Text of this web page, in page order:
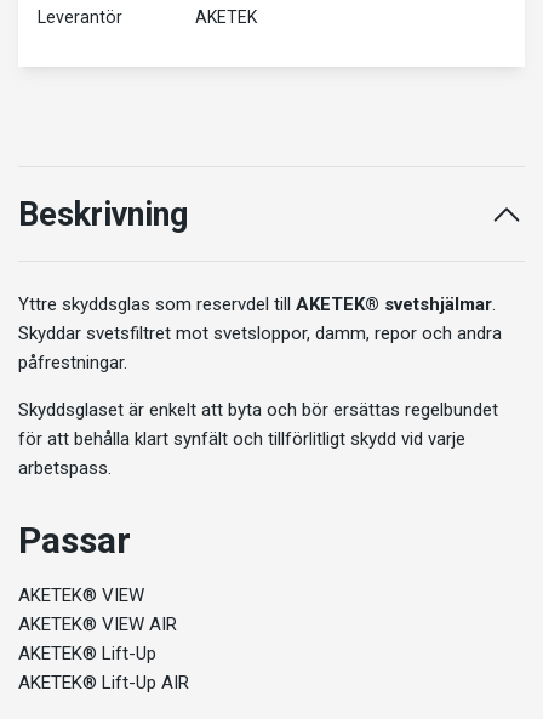
Leverantör AKETEK
Beskrivning
Yttre skyddsglas som reservdel till AKETEK® svetshjälmar.
Skyddar svetsfiltret mot svetsloppor, damm, repor och andra
påfrestningar.
Skyddsglaset är enkelt att byta och bör ersättas regelbundet
för att behålla klart synfält och tillförlitligt skydd vid varje
arbetspass.
Passar
AKETEK® VIEW
AKETEK® VIEW AIR
AKETEK® Lift-Up
AKETEK® Lift-Up AIR